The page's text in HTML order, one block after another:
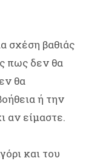
σχέση βαθιάς
πως δεν θα
θα
ή την
αν είμαστε.
και του